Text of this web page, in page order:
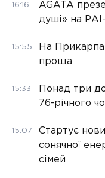
16:16
AGATA
душі» на
15:55
На
проща
15:33
Понад три
76-річного
15:07
Стартує
сонячної
сімей